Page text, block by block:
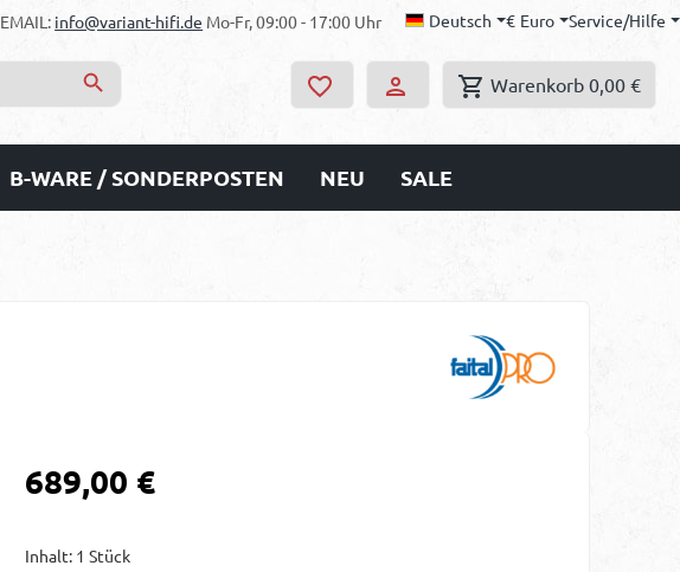
EMAIL: info@variant-hifi.de Mo-Fr, 09:00 - 17:00 Uhr Deutsch € Euro Service/Hilfe
Warenkorb 0,00 €
B-WARE / SONDERPOSTEN NEU SALE
Regulärer Preis:
689,00 €
Inhalt: 1 Stück